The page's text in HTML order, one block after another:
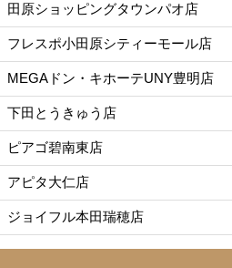
田原ショッピングタウンパオ店
フレスポ小田原シティーモール店
MEGAドン・キホーテUNY豊明店
下田とうきゅう店
ピアゴ碧南東店
アピタ大仁店
ジョイフル本田瑞穂店